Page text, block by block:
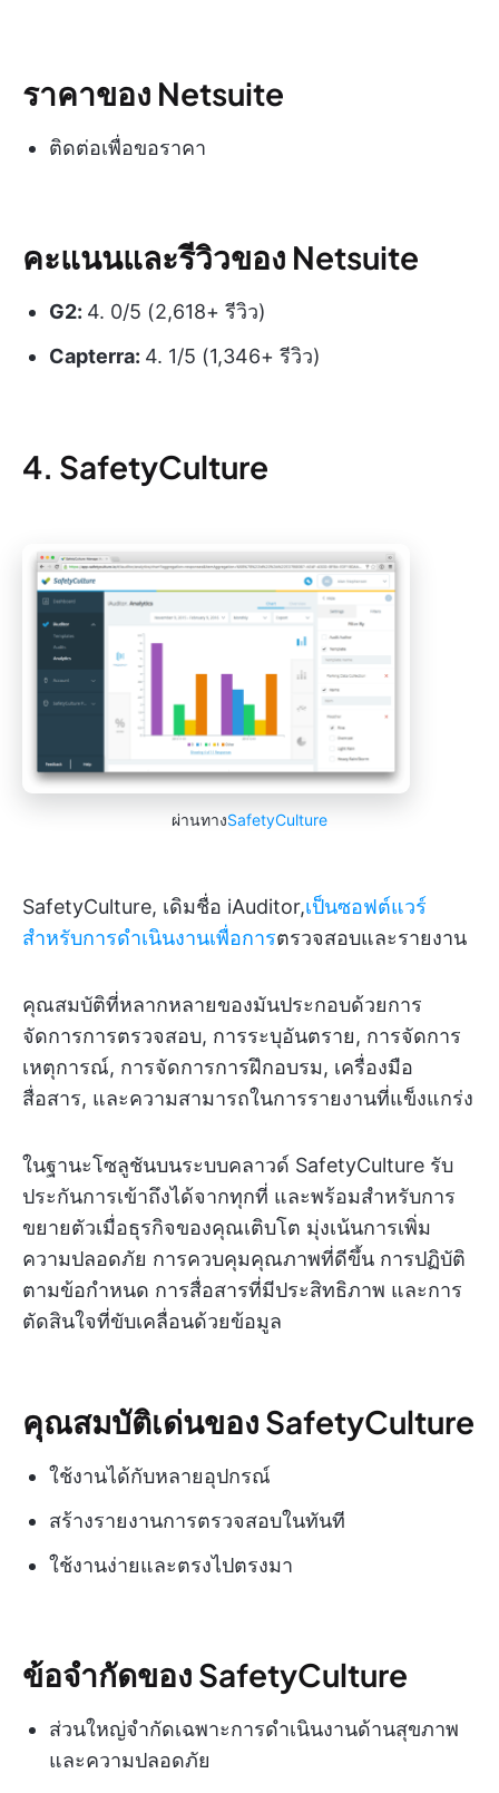
ราคาของ Netsuite
ติดต่อเพื่อขอราคา
คะแนนและรีวิวของ Netsuite
G2: 4. 0/5 (2,618+ รีวิว)
Capterra: 4. 1/5 (1,346+ รีวิว)
4. SafetyCulture
ผ่านทางSafetyCulture
SafetyCulture, เดิมชื่อ iAuditor,เป็นซอฟต์แวร์
สำหรับการดำเนินงานเพื่อการตรวจสอบและรายงาน
คุณสมบัติที่หลากหลายของมันประกอบด้วยการ
จัดการการตรวจสอบ, การระบุอันตราย, การจัดการ
เหตุการณ์, การจัดการการฝึกอบรม, เครื่องมือ
สื่อสาร, และความสามารถในการรายงานที่แข็งแกร่ง
ในฐานะโซลูชันบนระบบคลาวด์ SafetyCulture รับ
ประกันการเข้าถึงได้จากทุกที่ และพร้อมสำหรับการ
ขยายตัวเมื่อธุรกิจของคุณเติบโต มุ่งเน้นการเพิ่ม
ความปลอดภัย การควบคุมคุณภาพที่ดีขึ้น การปฏิบัติ
ตามข้อกำหนด การสื่อสารที่มีประสิทธิภาพ และการ
ตัดสินใจที่ขับเคลื่อนด้วยข้อมูล
คุณสมบัติเด่นของ SafetyCulture
ใช้งานได้กับหลายอุปกรณ์
สร้างรายงานการตรวจสอบในทันที
ใช้งานง่ายและตรงไปตรงมา
ข้อจำกัดของ SafetyCulture
ส่วนใหญ่จำกัดเฉพาะการดำเนินงานด้านสุขภาพ
และความปลอดภัย